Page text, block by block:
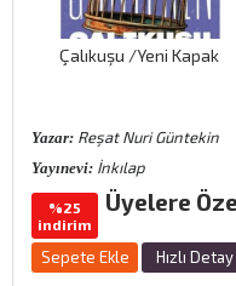
Çalıkuşu /Yeni Kapak
Yazar: Reşat Nuri Güntekin
Yayınevi: İnkılap
%25
indirim
Üyelere
Sepete Ekle Hızlı Detay